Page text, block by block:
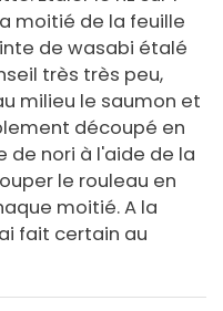
moitié de la feuille
de wasabi étalé
très très peu,
milieu le saumon et
découpé en
de nori à l'aide de la
le rouleau en
moitié. A la
fait certain au